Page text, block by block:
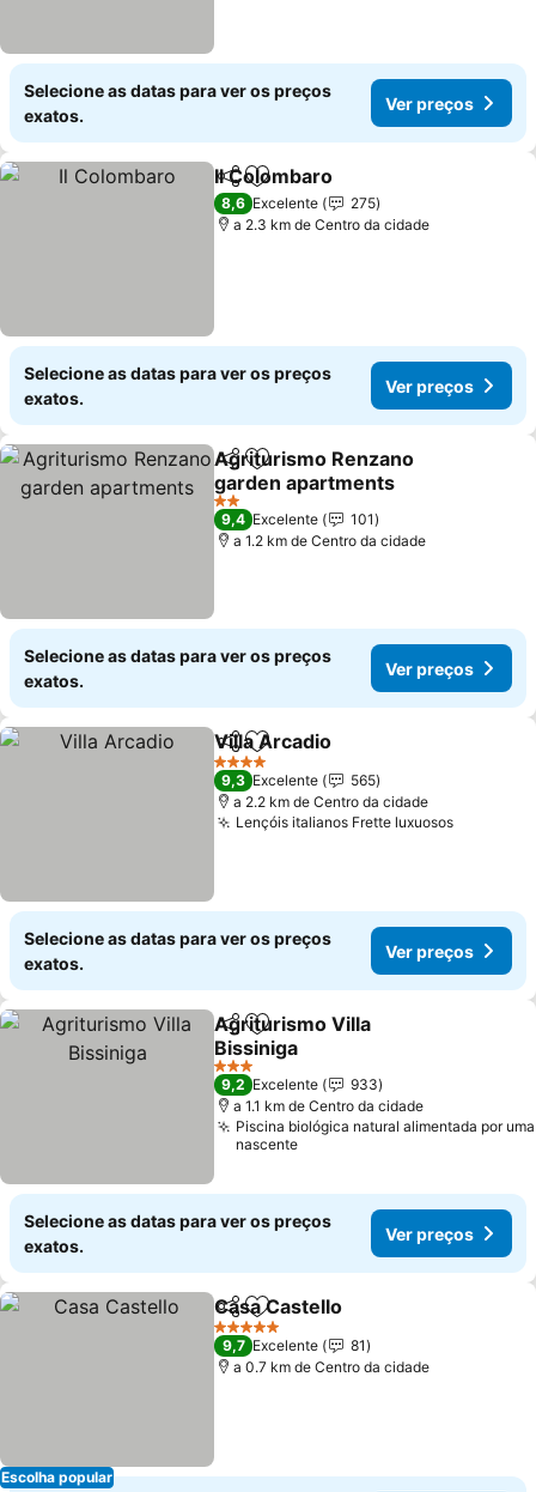
Selecione as datas para ver os preços
exatos.
Ver preços
PartilharAdicionar aos favoritos
Il Colombaro
8,6 Excelente
275
a 2.3 km de Centro da cidade
Selecione as datas para ver os preços
exatos.
Ver preços
PartilharAdicionar aos favoritos
Agriturismo Renzano
garden apartments
Ver preços
2 Estrelas
9,4 Excelente
101
a 1.2 km de Centro da cidade
Selecione as datas para ver os preços
exatos.
Ver preços
PartilharAdicionar aos favoritos
Villa Arcadio
4 Estrelas
9,3 Excelente
565
a 2.2 km de Centro da cidade
Lençóis italianos Frette luxuososVer
Selecione as datas para ver os preços
exatos.
Ver preços
PartilharAdicionar aos favoritos
Agriturismo Villa
Bissiniga
Ver preços
3 Estrelas
9,2 Excelente
933
a 1.1 km de Centro da cidade
Piscina biológica natural alimentada por uma
nascente
Selecione as datas para ver os preços
exatos.
Ver preços
Escolha popular
PartilharAdicionar aos favoritos
Casa Castello
5 Estrelas
9,7 Excelente
81
a 0.7 km de Centro da cidade